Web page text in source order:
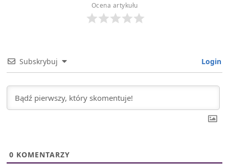
Ocena artykułu
Subskrybuj Login
0 KOMENTARZY